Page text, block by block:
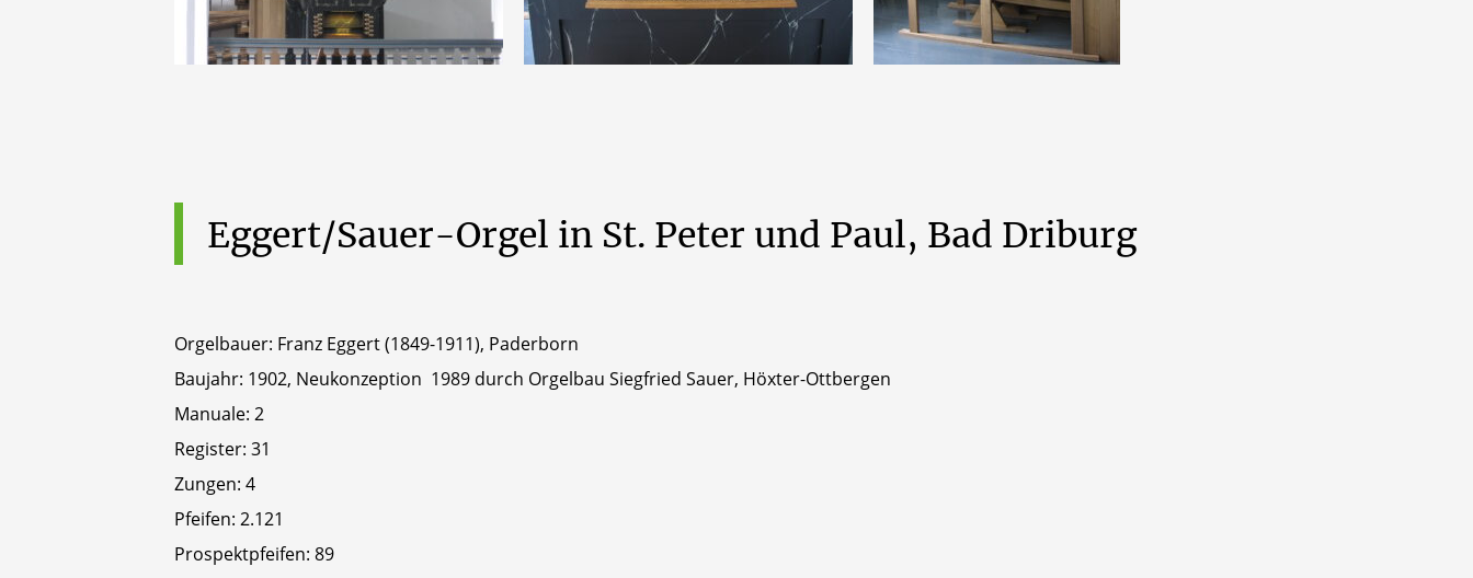
Eggert/Sauer-Orgel in St. Peter und Paul, Bad Driburg
Orgelbauer: Franz Eggert (1849-1911), Paderborn
Baujahr: 1902, Neukonzeption 1989 durch Orgelbau Siegfried Sauer, Höxter-Ottbergen
Manuale: 2
Register: 31
Zungen: 4
Pfeifen: 2.121
Prospektpfeifen: 89